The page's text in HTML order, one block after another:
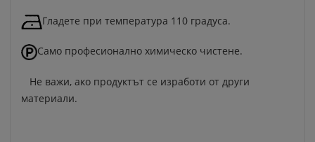
Гладете при температура 110 градуса.
Само професионално химическо чистене.
Не важи, ако продуктът се изработи от други
материали.